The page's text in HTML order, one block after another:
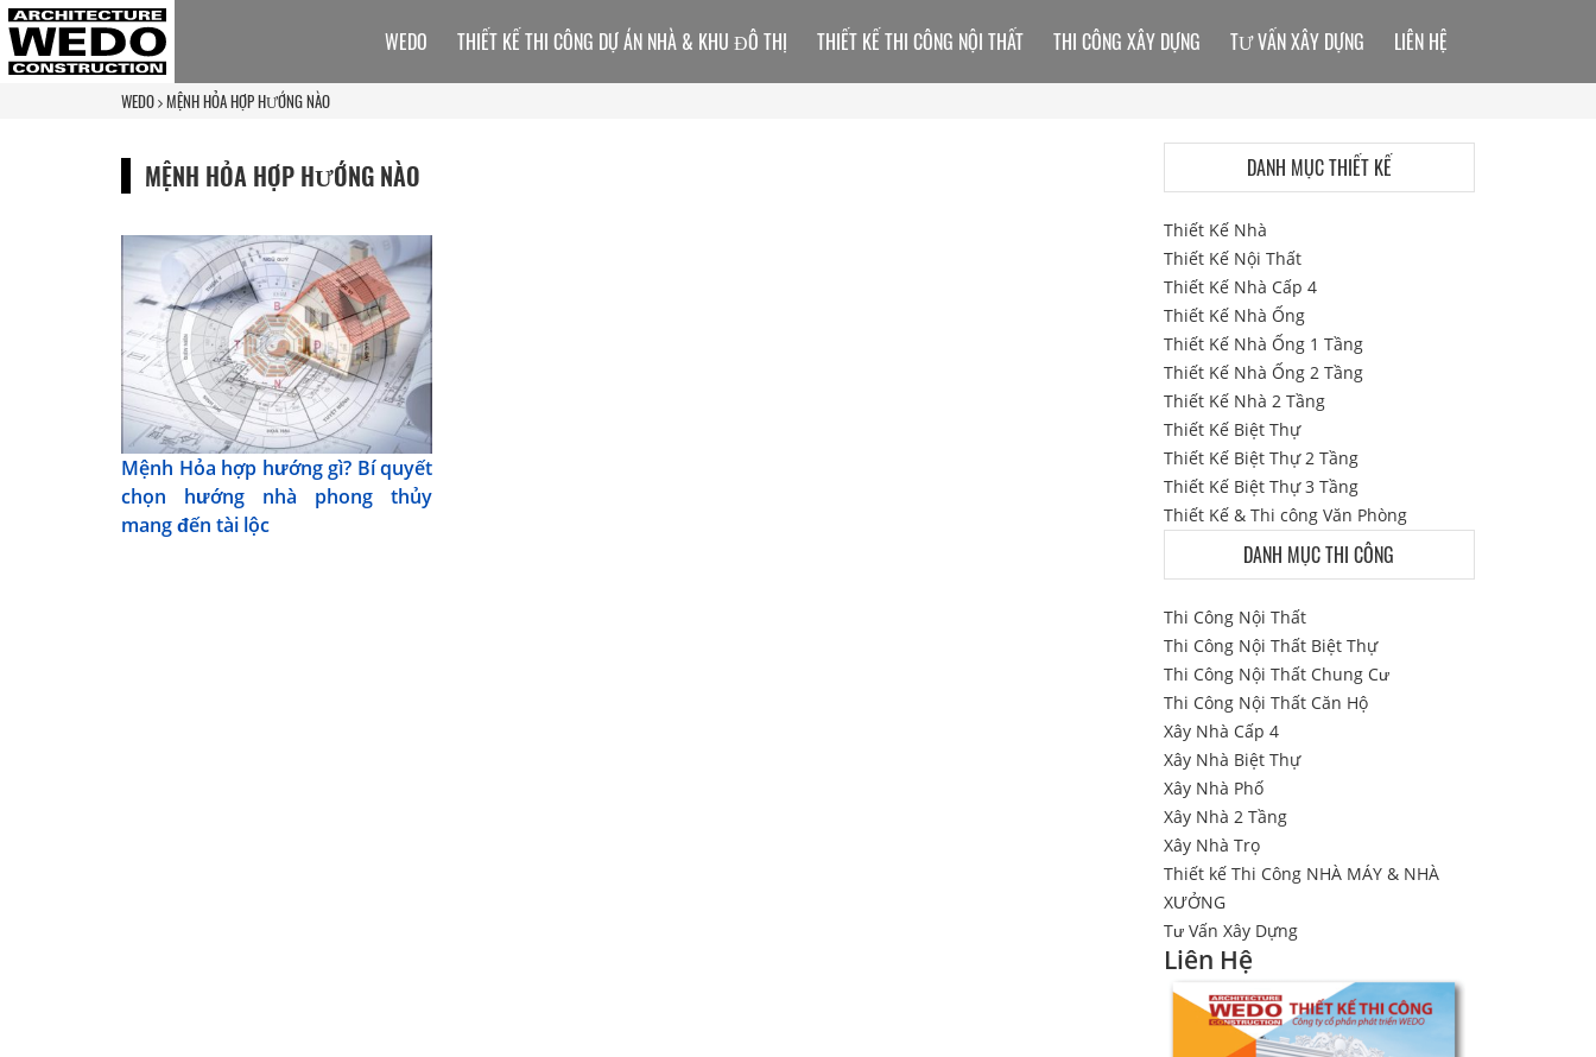
WEDO MỆNH HỎA HỢP HƯỚNG NÀO
MỆNH HỎA HỢP HƯỚNG NÀO
Mệnh Hỏa hợp hướng gì? Bí quyết
chọn hướng nhà phong thủy
mang đến tài lộc
WEDO THIẾT KẾ THI CÔNG DỰ ÁN NHÀ & KHU ĐÔ THỊ THIẾT KẾ THI CÔNG NỘI THẤT THI CÔNG XÂY DỰNG TƯ VẤN XÂY DỰNG LIÊN HỆ
DANH MỤC THIẾT KẾ
Thiết Kế Nhà
Thiết Kế Nội Thất
Thiết Kế Nhà Cấp 4
Thiết Kế Nhà Ống
Thiết Kế Nhà Ống 1 Tầng
Thiết Kế Nhà Ống 2 Tầng
Thiết Kế Nhà 2 Tầng
Thiết Kế Biệt Thự
Thiết Kế Biệt Thự 2 Tầng
Thiết Kế Biệt Thự 3 Tầng
Thiết Kế & Thi công Văn Phòng
DANH MỤC THI CÔNG
Thi Công Nội Thất
Thi Công Nội Thất Biệt Thự
Thi Công Nội Thất Chung Cư
Thi Công Nội Thất Căn Hộ
Xây Nhà Cấp 4
Xây Nhà Biệt Thự
Xây Nhà Phố
Xây Nhà 2 Tầng
Xây Nhà Trọ
Thiết kế Thi Công NHÀ MÁY & NHÀ
XƯỞNG
Tư Vấn Xây Dựng
Liên Hệ